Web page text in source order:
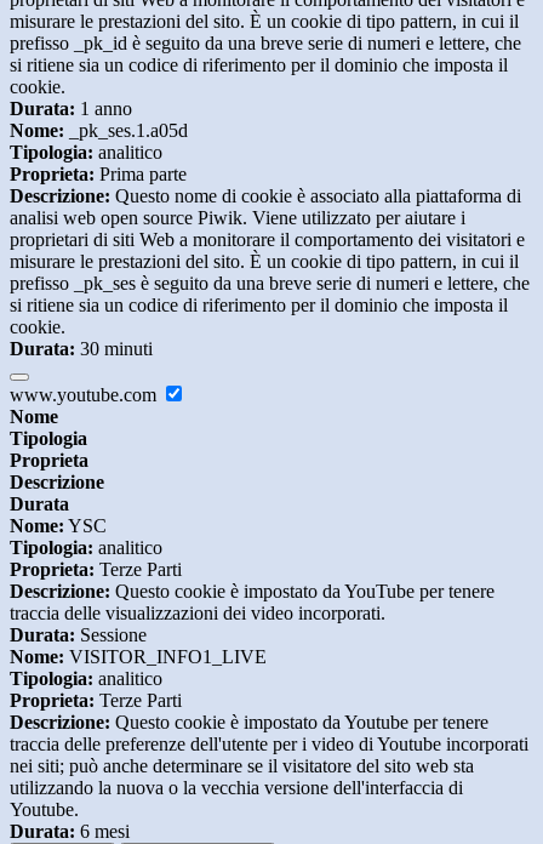
misurare le prestazioni del sito. È un cookie di tipo pattern, in cui il
prefisso _pk_id è seguito da una breve serie di numeri e lettere, che
si ritiene sia un codice di riferimento per il dominio che imposta il
cookie.
Durata: 1 anno
Nome: _pk_ses.1.a05d
Tipologia: analitico
Proprieta: Prima parte
Descrizione: Questo nome di cookie è associato alla piattaforma di
analisi web open source Piwik. Viene utilizzato per aiutare i
proprietari di siti Web a monitorare il comportamento dei visitatori e
misurare le prestazioni del sito. È un cookie di tipo pattern, in cui il
prefisso _pk_ses è seguito da una breve serie di numeri e lettere, che
si ritiene sia un codice di riferimento per il dominio che imposta il
cookie.
Durata: 30 minuti
www.youtube.com
Nome
Tipologia
Proprieta
Descrizione
Durata
Nome: YSC
Tipologia: analitico
Proprieta: Terze Parti
Descrizione: Questo cookie è impostato da YouTube per tenere
traccia delle visualizzazioni dei video incorporati.
Durata: Sessione
Nome: VISITOR_INFO1_LIVE
Tipologia: analitico
Proprieta: Terze Parti
Descrizione: Questo cookie è impostato da Youtube per tenere
traccia delle preferenze dell'utente per i video di Youtube incorporati
nei siti; può anche determinare se il visitatore del sito web sta
utilizzando la nuova o la vecchia versione dell'interfaccia di
Youtube.
Durata: 6 mesi